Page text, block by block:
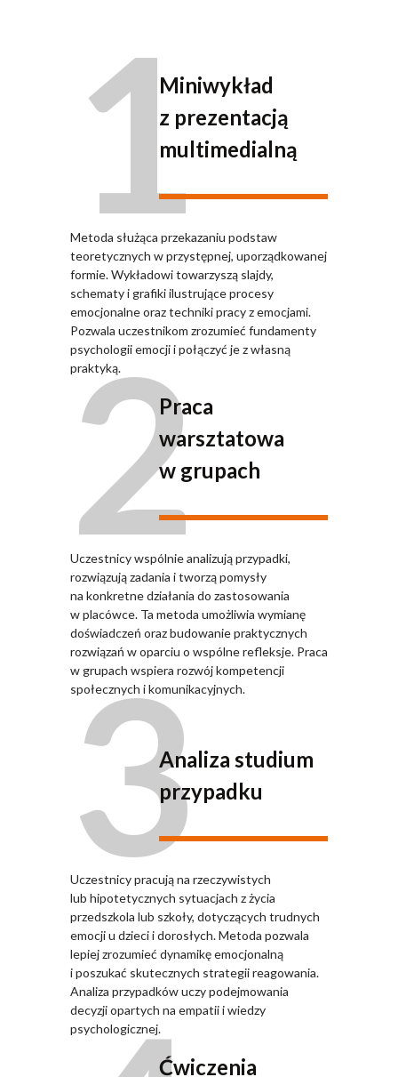
1Miniwykład
z prezentacją
multimedialną
Metoda służąca przekazaniu podstaw
teoretycznych w przystępnej, uporządkowanej
formie. Wykładowi towarzyszą slajdy,
schematy i grafiki ilustrujące procesy
emocjonalne oraz techniki pracy z emocjami.
Pozwala uczestnikom zrozumieć fundamenty
psychologii emocji i połączyć je z własną
praktyką.
2
Praca
warsztatowa
w grupach
Uczestnicy wspólnie analizują przypadki,
rozwiązują zadania i tworzą pomysły
na konkretne działania do zastosowania
w placówce. Ta metoda umożliwia wymianę
doświadczeń oraz budowanie praktycznych
rozwiązań w oparciu o wspólne refleksje. Praca
w grupach wspiera rozwój kompetencji
społecznych i komunikacyjnych.
3Analiza studium
przypadku
Uczestnicy pracują na rzeczywistych
lub hipotetycznych sytuacjach z życia
przedszkola lub szkoły, dotyczących trudnych
emocji u dzieci i dorosłych. Metoda pozwala
lepiej zrozumieć dynamikę emocjonalną
i poszukać skutecznych strategii reagowania.
Analiza przypadków uczy podejmowania
decyzji opartych na empatii i wiedzy
psychologicznej.
Ćwiczenia